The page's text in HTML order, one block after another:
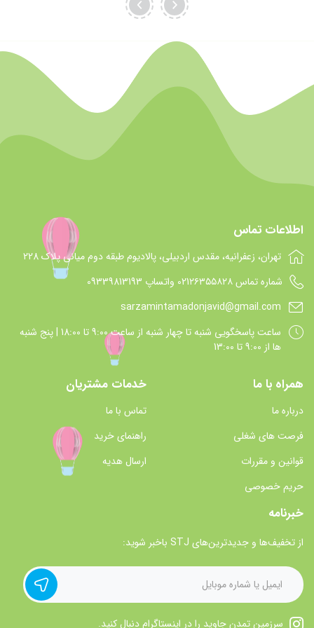
اطلاعات تماس
تهران، زعفرانیه، مقدس اردبیلی، پالادیوم طبقه دوم میانی پلاک 228
شماره تماس 021۲۶۳۵۵۸۲۸ واتساپ 09339813193
sarzamintamadonjavid@gmail.com
ساعت پاسخگويي شنبه تا چهار شنبه از ساعت 9:00 تا 18:00 | پنج شنبه
ها از 9:00 تا 13:00
همراه با ما
درباره ما
فرصت های شغلی
قوانین و مقررات
حریم خصوصی
خدمات مشتریان
تماس با ما
راهنمای خرید
ارسال هدیه
خبرنامه
از تخفیف‌ها و جدیدترین‌های STJ باخبر شوید:
سرزمین تمدن جاوید را در اینستاگرام دنبال کنید.